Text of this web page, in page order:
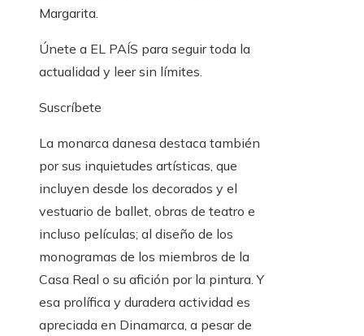
Margarita.
Únete a EL PAÍS para seguir toda la
actualidad y leer sin límites.
Suscríbete
La monarca danesa destaca también
por sus inquietudes artísticas, que
incluyen desde los decorados y el
vestuario de ballet, obras de teatro e
incluso películas; al diseño de los
monogramas de los miembros de la
Casa Real o su afición por la pintura. Y
esa prolífica y duradera actividad es
apreciada en Dinamarca, a pesar de